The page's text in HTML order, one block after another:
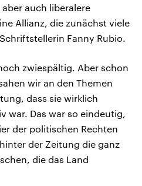
auch liberalere
Allianz, die zunächst viele
Fanny Rubio.
zwiespältig. Aber schon
wir an den Themen
dass sie wirklich
war. Das war so eindeutig,
der politischen Rechten
der Zeitung die ganz
die das Land